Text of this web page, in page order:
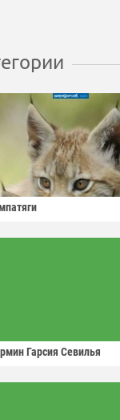
Гарсия Севилья